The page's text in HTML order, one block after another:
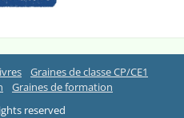
Graines de classe CP/CE1
Graines de formation
reserved